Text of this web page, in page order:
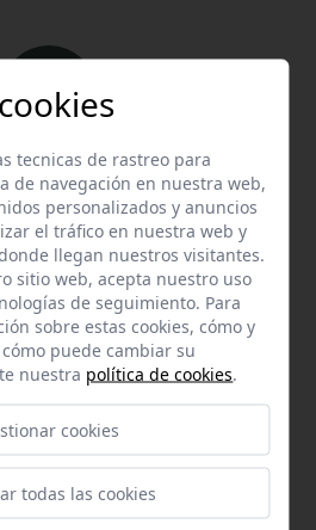
Email
nosotros vía email
a través del teléfono
tecnicas de rastreo para
de navegación en nuestra web,
personalizados y anuncios
el tráfico en nuestra web y
llegan nuestros visitantes.
sitio web, acepta nuestro uso
de seguimiento. Para
sobre estas cookies, cómo y
puede cambiar su
nuestra política de cookies.
cookies
todas las cookies